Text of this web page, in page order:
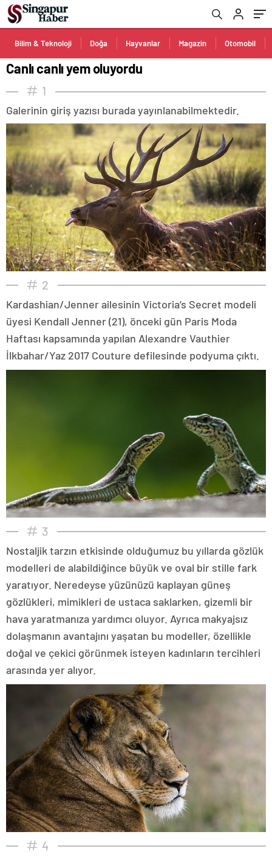
Bilim & Teknoloji Doğa Hayvanlar Magazin Otomobil
Canlı canlı yem oluyordu
1
Galerinin giriş yazısı burada yayınlanabilmektedir.
2
Kardashian/Jenner ailesinin Victoria’s Secret modeli
üyesi Kendall Jenner (21), önceki gün Paris Moda
Haftası kapsamında yapılan Alexandre Vauthier
İlkbahar/Yaz 2017 Couture defilesinde podyuma çıktı.
3
Nostaljik tarzın etkisinde olduğumuz bu yıllarda gözlük
modelleri de alabildiğince büyük ve oval bir stille fark
yaratıyor. Neredeyse yüzünüzü kaplayan güneş
gözlükleri, mimikleri de ustaca saklarken, gizemli bir
hava yaratmanıza yardımcı oluyor. Ayrıca makyajsız
dolaşmanın avantajını yaşatan bu modeller, özellikle
doğal ve çekici görünmek isteyen kadınların tercihleri
arasında yer alıyor.
4